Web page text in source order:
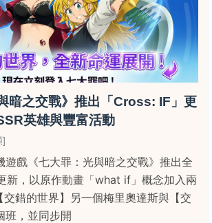
暗之交戰》推出「Cross: IF」更
英雄與豐富活動
]
遊戲《七大罪：光與暗之交戰》推出全
新，以原作動畫「what if」概念加入兩
交錯的世界】另一個梅里奧達斯與【交
班，並同步開